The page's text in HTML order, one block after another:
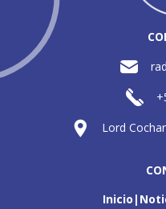
Lord
Inicio